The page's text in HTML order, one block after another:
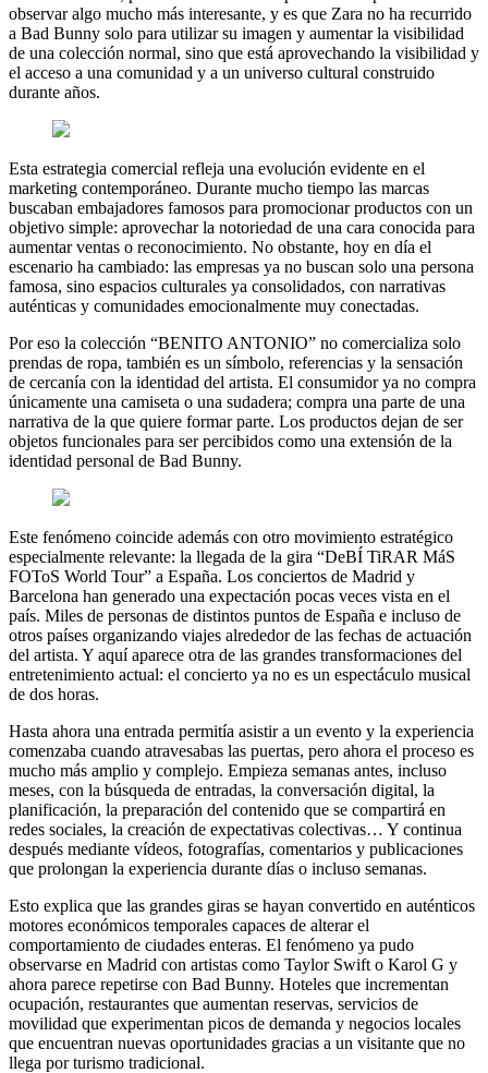
observar algo mucho más interesante, y es que Zara no ha recurrido
a Bad Bunny solo para utilizar su imagen y aumentar la visibilidad
de una colección normal, sino que está aprovechando la visibilidad y
el acceso a una comunidad y a un universo cultural construido
durante años.
Esta estrategia comercial refleja una evolución evidente en el
marketing contemporáneo. Durante mucho tiempo las marcas
buscaban embajadores famosos para promocionar productos con un
objetivo simple: aprovechar la notoriedad de una cara conocida para
aumentar ventas o reconocimiento. No obstante, hoy en día el
escenario ha cambiado: las empresas ya no buscan solo una persona
famosa, sino espacios culturales ya consolidados, con narrativas
auténticas y comunidades emocionalmente muy conectadas.
Por eso la colección “BENITO ANTONIO” no comercializa solo
prendas de ropa, también es un símbolo, referencias y la sensación
de cercanía con la identidad del artista. El consumidor ya no compra
únicamente una camiseta o una sudadera; compra una parte de una
narrativa de la que quiere formar parte. Los productos dejan de ser
objetos funcionales para ser percibidos como una extensión de la
identidad personal de Bad Bunny.
Este fenómeno coincide además con otro movimiento estratégico
especialmente relevante: la llegada de la gira “DeBÍ TiRAR MáS
FOToS World Tour” a España. Los conciertos de Madrid y
Barcelona han generado una expectación pocas veces vista en el
país. Miles de personas de distintos puntos de España e incluso de
otros países organizando viajes alrededor de las fechas de actuación
del artista. Y aquí aparece otra de las grandes transformaciones del
entretenimiento actual: el concierto ya no es un espectáculo musical
de dos horas.
Hasta ahora una entrada permitía asistir a un evento y la experiencia
comenzaba cuando atravesabas las puertas, pero ahora el proceso es
mucho más amplio y complejo. Empieza semanas antes, incluso
meses, con la búsqueda de entradas, la conversación digital, la
planificación, la preparación del contenido que se compartirá en
redes sociales, la creación de expectativas colectivas… Y continua
después mediante vídeos, fotografías, comentarios y publicaciones
que prolongan la experiencia durante días o incluso semanas.
Esto explica que las grandes giras se hayan convertido en auténticos
motores económicos temporales capaces de alterar el
comportamiento de ciudades enteras. El fenómeno ya pudo
observarse en Madrid con artistas como Taylor Swift o Karol G y
ahora parece repetirse con Bad Bunny. Hoteles que incrementan
ocupación, restaurantes que aumentan reservas, servicios de
movilidad que experimentan picos de demanda y negocios locales
que encuentran nuevas oportunidades gracias a un visitante que no
llega por turismo tradicional.